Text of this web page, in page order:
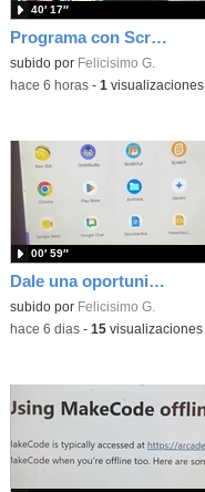
Programa con Scratch juegos con los partidos del mundial 2026 ganados por España
Contenido educativo.
subido por Felicisimo G.
40′ 17″
-hace 6 horas- 1 visualizaciones
Dale una oportunidad a los Chromebooks y utiliza un proyector para realizar talleres si no tienes pantallas táctiles
Contenido educativo.
subido por Felicisimo G.
00′ 59″
-hace 6 dias- 15visualizaciones